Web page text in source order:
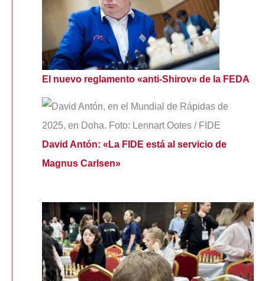
El nuevo reglamento «anti-Shirov» de la FEDA
David Antón: «La FIDE está al servicio de
Magnus Carlsen»